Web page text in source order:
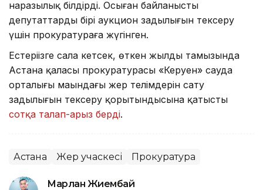
наразылық білдірді. Осыған байланысты
депутаттардың бірі аукцион заңдылығын тексеру
үшін прокуратураға жүгінген.
Естеріңізге сала кетсек, өткен жылдың тамызында
Астана қаласы прокуратурасы «Керуен» сауда
орталығы маңындағы жер телімдерін сату
заңдылығын тексеру қорытындысына қатысты
сотқа талап-арыз берді.
Астана Жер учаскесі Прокуратура
Марлан Жиембай